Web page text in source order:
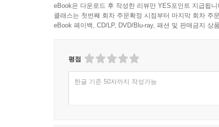
eBook은 다운로드 후 작성한 리뷰만 YES포인트 지급됩니
클래스는 첫번째 회차 주문확정 시점부터 마지막 회차 주
eBook 페이백, CD/LP, DVD/Blu-ray, 패션 및 판매금지 상
평점
한글 기준 50자까지 작성가능